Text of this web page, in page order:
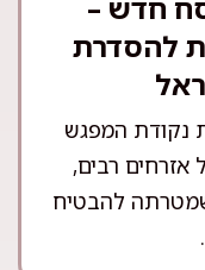
חדש –
להסדרת
נקודת המפגש
אזרחים רבים,
שמטרתה להבטיח